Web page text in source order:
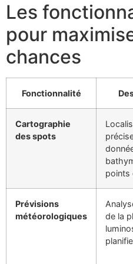
Les
pour
chances
Fonctionnalité
Cartographie
des spots
points
Prévisions
météorologiques
de la